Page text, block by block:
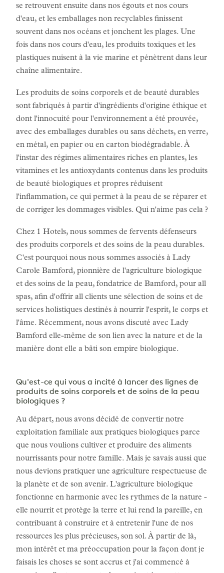
se retrouvent ensuite dans nos égouts et nos cours
d'eau, et les emballages non recyclables finissent
souvent dans nos océans et jonchent les plages. Une
fois dans nos cours d'eau, les produits toxiques et les
plastiques nuisent à la vie marine et pénètrent dans leur
chaîne alimentaire.
Les produits de soins corporels et de beauté durables
sont fabriqués à partir d'ingrédients d'origine éthique et
dont l'innocuité pour l'environnement a été prouvée,
avec des emballages durables ou sans déchets, en verre,
en métal, en papier ou en carton biodégradable. À
l'instar des régimes alimentaires riches en plantes, les
vitamines et les antioxydants contenus dans les produits
de beauté biologiques et propres réduisent
l'inflammation, ce qui permet à la peau de se réparer et
de corriger les dommages visibles. Qui n'aime pas cela ?
Chez 1 Hotels, nous sommes de fervents défenseurs
des produits corporels et des soins de la peau durables.
C'est pourquoi nous nous sommes associés à Lady
Carole Bamford, pionnière de l'agriculture biologique
et des soins de la peau, fondatrice de Bamford, pour all
spas, afin d'offrir all clients une sélection de soins et de
services holistiques destinés à nourrir l'esprit, le corps et
l'âme. Récemment, nous avons discuté avec Lady
Bamford elle-même de son lien avec la nature et de la
manière dont elle a bâti son empire biologique.
Qu'est-ce qui vous a incité à lancer des lignes de
produits de soins corporels et de soins de la peau
biologiques ?
Au départ, nous avons décidé de convertir notre
exploitation familiale aux pratiques biologiques parce
que nous voulions cultiver et produire des aliments
nourrissants pour notre famille. Mais je savais aussi que
nous devions pratiquer une agriculture respectueuse de
la planète et de son avenir. L'agriculture biologique
fonctionne en harmonie avec les rythmes de la nature -
elle nourrit et protège la terre et lui rend la pareille, en
contribuant à construire et à entretenir l'une de nos
ressources les plus précieuses, son sol. À partir de là,
mon intérêt et ma préoccupation pour la façon dont je
faisais les choses se sont accrus et j'ai commencé à